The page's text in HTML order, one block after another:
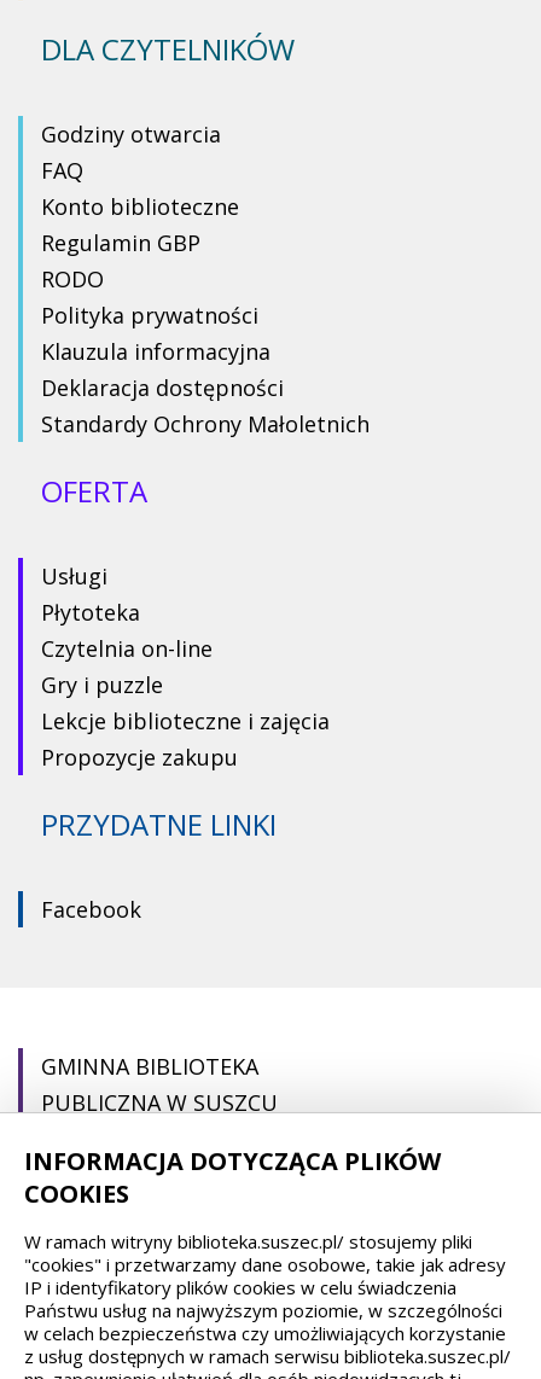
DLA CZYTELNIKÓW
Godziny otwarcia
FAQ
Konto biblioteczne
Regulamin GBP
RODO
Polityka prywatności
Klauzula informacyjna
Deklaracja dostępności
Standardy Ochrony Małoletnich
OFERTA
Usługi
Płytoteka
Czytelnia on-line
Gry i puzzle
Lekcje biblioteczne i zajęcia
Propozycje zakupu
PRZYDATNE LINKI
Facebook
GMINNA BIBLIOTEKA
PUBLICZNA W SUSZCU
pl. Ogrodowa 22
43-267 Suszec
(32) 44 88 692
gbp@suszec.pl
gbpsuszec@gmail.com
INFORMACJA DOTYCZĄCA PLIKÓW
COOKIES
W ramach witryny biblioteka.suszec.pl/ stosujemy pliki
"cookies" i przetwarzamy dane osobowe, takie jak adresy
IP i identyfikatory plików cookies w celu świadczenia
Państwu usług na najwyższym poziomie, w szczególności
w celach bezpieczeństwa czy umożliwiających korzystanie
z usług dostępnych w ramach serwisu biblioteka.suszec.pl/